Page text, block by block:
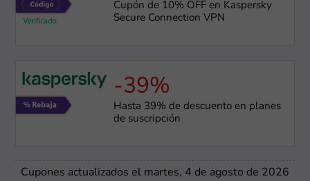
Cupón de 10% OFF en Kaspersky
Secure Connection VPN
-39%
Hasta 39% de descuento en planes
de suscripción
Cupones actualizados el martes, 4 de agosto de 2026